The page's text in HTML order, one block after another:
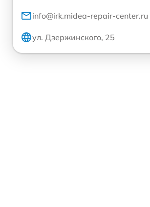
info@irk.midea-repair-center.ru
ул. Дзержинского, 25